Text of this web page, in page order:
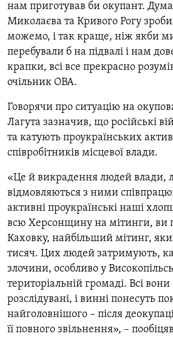
нам приготував би окупант.
Миколаєва та Кривого Рогу
можемо, і так краще, ніж якби
перебували б на підвалі і нам
крапки, всі все прекрасно
очільник ОВА.
Говорячи про ситуацію на
Лагута зазначив, що російські
та катують проукраїнських
співробітників місцевої влади.
«Це й викрадення людей влади,
відмовляються з ними
активні проукраїнські наші
всю Херсонщину на мітинги, ви
Каховку, найбільший мітинг,
тисяч. Цих людей затримують,
злочини, особливо у
територіальній громаді. Всі
розслідувані, і винні понесуть
найголовнішого – після
її повного звільнення», –